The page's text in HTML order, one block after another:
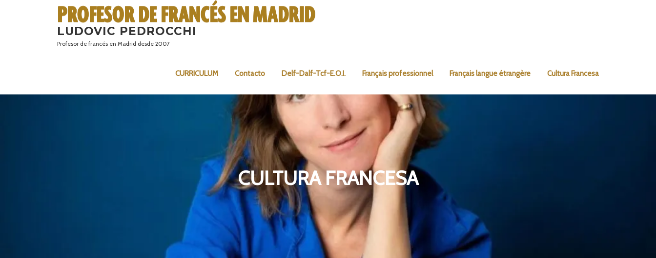
LUDOVIC PEDROCCHI
Profesor de francés en Madrid desde 2007
CURRICULUM Contacto Delf-Dalf-Tcf-E.O.I. Français professionnel Français langue étrangère Cultura Francesa
CULTURA FRANCESA